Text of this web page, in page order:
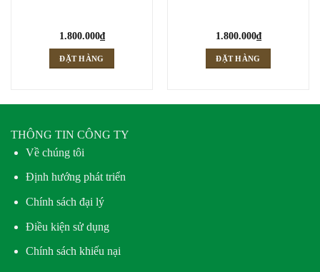
1.800.000₫
ĐẶT HÀNG
1.800.000₫
ĐẶT HÀNG
THÔNG TIN CÔNG TY
Về chúng tôi
Định hướng phát triển
Chính sách đại lý
Điều kiện sử dụng
Chính sách khiếu nại